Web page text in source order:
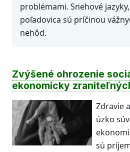
problémami. Snehové
poľadovica sú príčinou
nehôd.
Zvýšené ohrozenie
ekonomicky
Zdravie
úzko
sú